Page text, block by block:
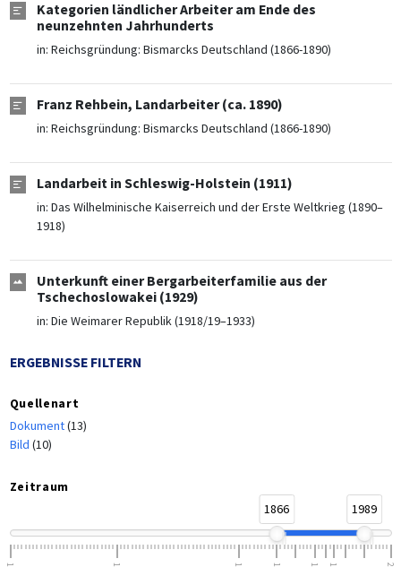
Kategorien ländlicher Arbeiter am Ende des
neunzehnten Jahrhunderts
in: Reichsgründung: Bismarcks Deutschland (1866-1890)
Franz Rehbein, Landarbeiter (ca. 1890)
in: Reichsgründung: Bismarcks Deutschland (1866-1890)
Landarbeit in Schleswig-Holstein (1911)
in: Das Wilhelminische Kaiserreich und der Erste Weltkrieg (1890–
1918)
Unterkunft einer Bergarbeiterfamilie aus der
Tschechoslowakei (1929)
in: Die Weimarer Republik (1918/19–1933)
ERGEBNISSE FILTERN
Quellenart
Dokument(13)
Bild (10)
Zeitraum
1866
1989